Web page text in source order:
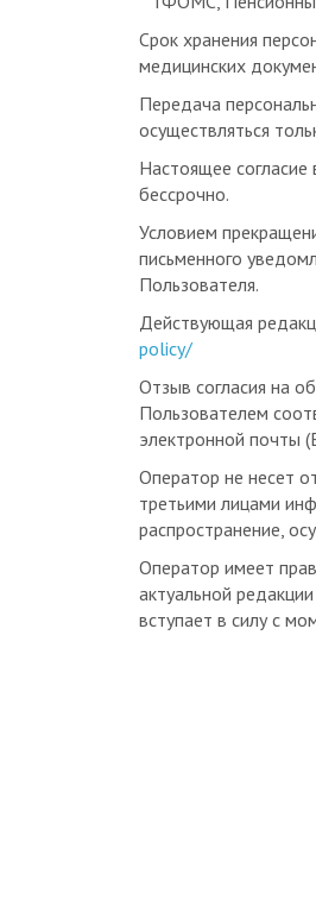
Срок хранения
медицинских
Передача
осуществляться
Настоящее согласие
бессрочно.
Условием
письменного
Пользователя.
Действующая
policy/
Отзыв согласия на
Пользователем
электронной почты
Оператор не несет
третьими лицами
распространение,
Оператор имеет
актуальной
вступает в силу с